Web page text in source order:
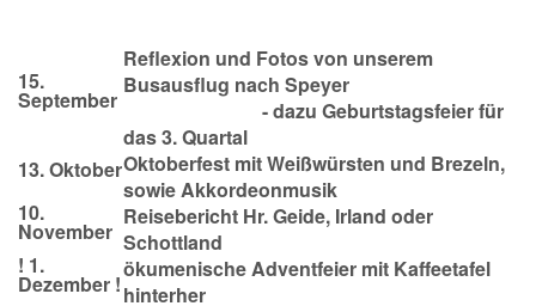
15.
September
Reflexion und Fotos von unserem
Busausflug nach Speyer
- dazu Geburtstagsfeier für
das 3. Quartal
13. OktoberOktoberfest mit Weißwürsten und Brezeln,
sowie Akkordeonmusik
10.
November
Reisebericht Hr. Geide, Irland oder
Schottland
! 1.
Dezember !
ökumenische Adventfeier mit Kaffeetafel
hinterher